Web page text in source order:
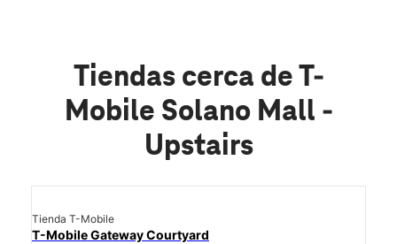
Tiendas cerca de T-
Mobile Solano Mall -
Upstairs
Tienda T-Mobile
T-Mobile Gateway Courtyard